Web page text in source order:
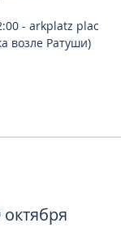
- arkplatz plac
возле Ратуши)